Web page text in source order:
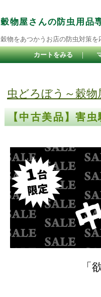
穀物屋さんの防虫用品
穀物をあつかうお店の防虫対策を
カートをみる ｜
虫どろぼう～穀
【中古美品】害
「